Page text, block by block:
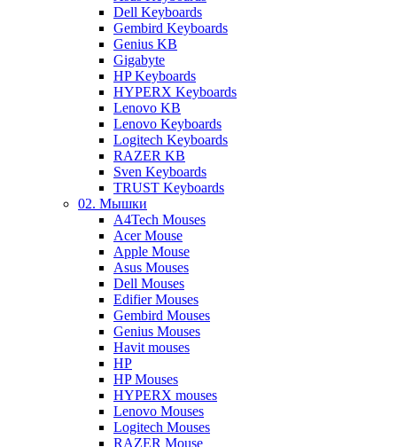
Dell Keyboards
Gembird Keyboards
Genius KB
Gigabyte
HP Keyboards
HYPERX Keyboards
Lenovo KB
Lenovo Keyboards
Logitech Keyboards
RAZER KB
Sven Keyboards
TRUST Keyboards
02. Мышки
A4Tech Mouses
Acer Mouse
Apple Mouse
Asus Mouses
Dell Mouses
Edifier Mouses
Gembird Mouses
Genius Mouses
Havit mouses
HP
HP Mouses
HYPERX mouses
Lenovo Mouses
Logitech Mouses
RAZER Mouse